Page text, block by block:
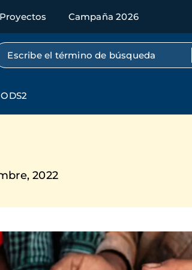
Proyectos Campaña 2026
Búsqueda por texto completo
2022